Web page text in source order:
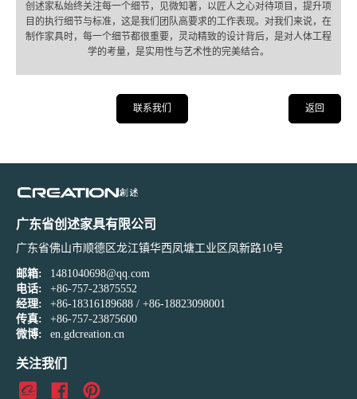
创述家私始终关注每一个细节，见微知著，以匠人之心对待项目，提升项
目的执行细节与标准，这是我们团队高要求的工作表现。对我们来说，在
制作家具时，每一个细节都很重要，灵动精致的设计背后，是对人体工程
学的考量，是实用性与艺术性的完美结合。
联系我们 返回
广东省创述家具有限公司
广东省佛山市顺德区龙江镇华西凤塘工业区凤新路10号
邮箱:
1481040698@qq.com
电话:
+86-757-23875552
经理:
+86-18316189688 / +86-18823098001
传真:
+86-757-23875600
微博:
en.gdcreation.cn
关注我们